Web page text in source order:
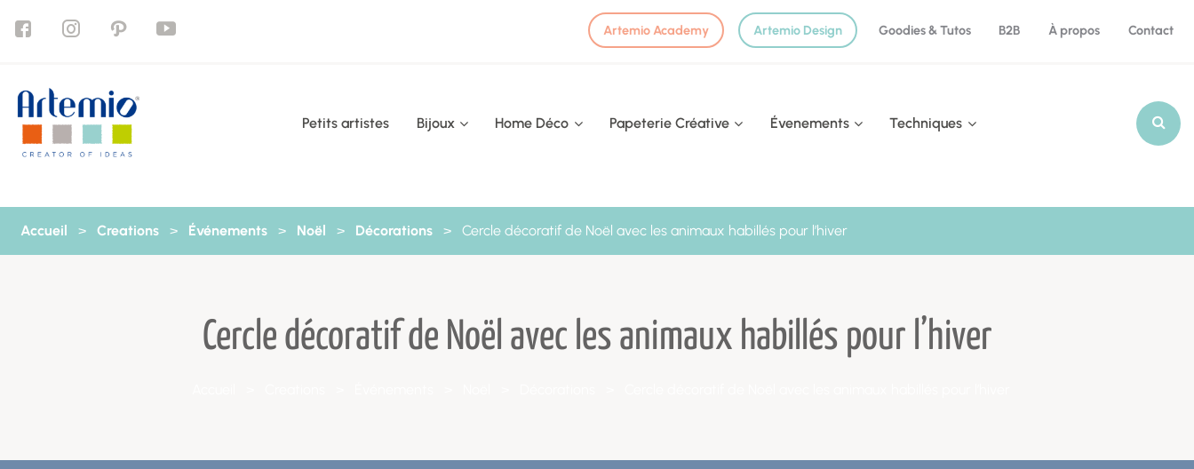
Artemio Academy Artemio Design Goodies & Tutos B2B À propos Contact
Petits artistes Bijoux Home Déco Papeterie Créative Évenements Techniques
Accueil > Creations > Événements > Noël > Décorations > Cercle décoratif de Noël avec les animaux habillés pour l’hiver
Cercle décoratif de Noël avec les animaux habillés pour l’hiver